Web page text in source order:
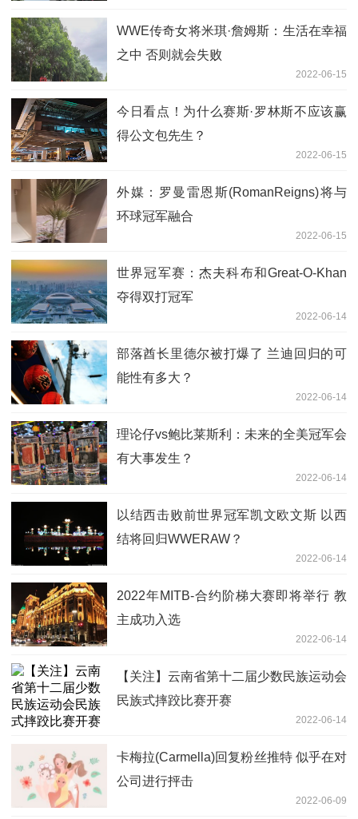
WWE传奇女将米琪·詹姆斯：生活在幸福
之中 否则就会失败
2022-06-15
今日看点！为什么赛斯·罗林斯不应该赢
得公文包先生？
2022-06-15
外媒：罗曼雷恩斯(RomanReigns)将与
环球冠军融合
2022-06-15
世界冠军赛：杰夫科布和Great-O-Khan
夺得双打冠军
2022-06-14
部落酋长里德尔被打爆了 兰迪回归的可
能性有多大？
2022-06-14
理论仔vs鲍比莱斯利：未来的全美冠军会
有大事发生？
2022-06-14
以结西击败前世界冠军凯文欧文斯 以西
结将回归WWERAW？
2022-06-14
2022年MITB-合约阶梯大赛即将举行 教
主成功入选
2022-06-14
【关注】云南省第十二届少数民族运动会
民族式摔跤比赛开赛
2022-06-14
卡梅拉(Carmella)回复粉丝推特 似乎在对
公司进行抨击
2022-06-09